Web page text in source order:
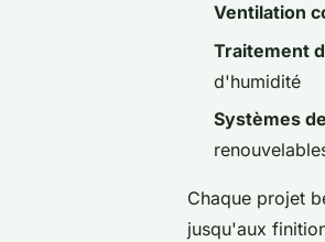
Ventilation
Traitement
d'humidité
Systèmes
Chaque projet
jusqu'aux